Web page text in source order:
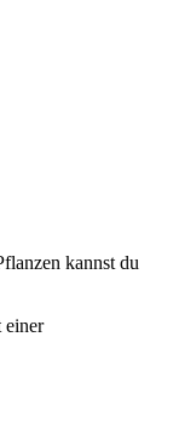
kannst du
einer